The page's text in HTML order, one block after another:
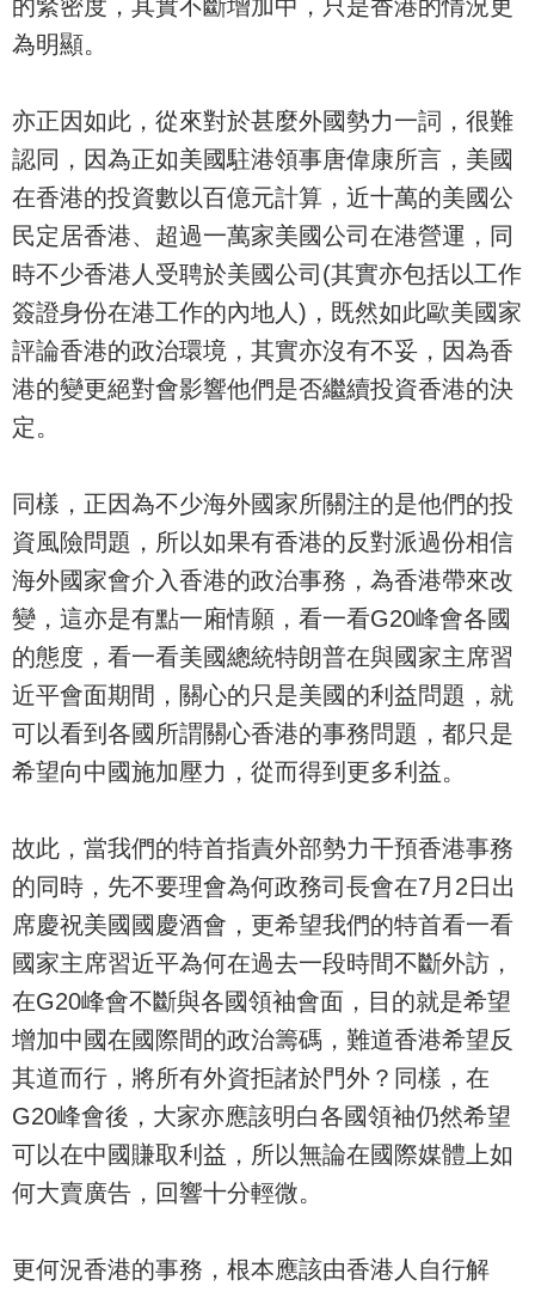
的緊密度，其實不斷增加中，只是香港的情況更
為明顯。
亦正因如此，從來對於甚麼外國勢力一詞，很難
認同，因為正如美國駐港領事唐偉康所言，美國
在香港的投資數以百億元計算，近十萬的美國公
民定居香港、超過一萬家美國公司在港營運，同
時不少香港人受聘於美國公司(其實亦包括以工作
簽證身份在港工作的內地人)，既然如此歐美國家
評論香港的政治環境，其實亦沒有不妥，因為香
港的變更絕對會影響他們是否繼續投資香港的決
定。
同樣，正因為不少海外國家所關注的是他們的投
資風險問題，所以如果有香港的反對派過份相信
海外國家會介入香港的政治事務，為香港帶來改
變，這亦是有點一廂情願，看一看G20峰會各國
的態度，看一看美國總統特朗普在與國家主席習
近平會面期間，關心的只是美國的利益問題，就
可以看到各國所謂關心香港的事務問題，都只是
希望向中國施加壓力，從而得到更多利益。
故此，當我們的特首指責外部勢力干預香港事務
的同時，先不要理會為何政務司長會在7月2日出
席慶祝美國國慶酒會，更希望我們的特首看一看
國家主席習近平為何在過去一段時間不斷外訪，
在G20峰會不斷與各國領袖會面，目的就是希望
增加中國在國際間的政治籌碼，難道香港希望反
其道而行，將所有外資拒諸於門外？同樣，在
G20峰會後，大家亦應該明白各國領袖仍然希望
可以在中國賺取利益，所以無論在國際媒體上如
何大賣廣告，回響十分輕微。
更何況香港的事務，根本應該由香港人自行解